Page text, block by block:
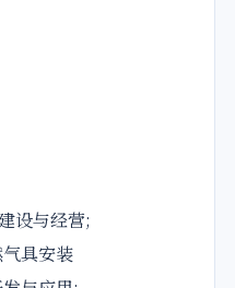
设与经营;
具安装